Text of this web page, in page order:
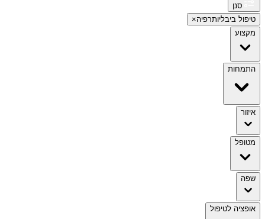
סנן
טיפול ביבליותרפיה×
מקצוע
התמחות
איזור
מטופל
שפה
אופציה לטיפול